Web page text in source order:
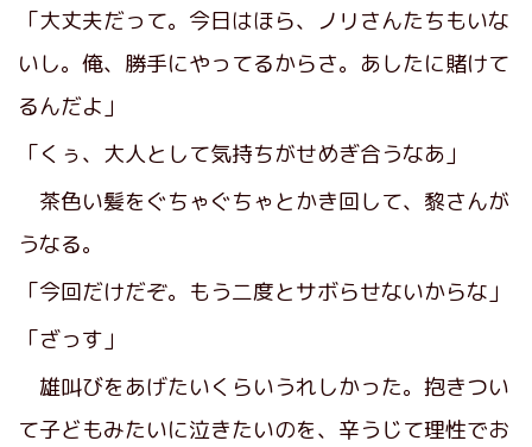
「大丈夫だって。今日はほら、ノリさんたちもいな
いし。俺、勝手にやってるからさ。あしたに賭けて
るんだよ」
「くぅ、大人として気持ちがせめぎ合うなあ」
茶色い髪をぐちゃぐちゃとかき回して、黎さんが
うなる。
「今回だけだぞ。もう二度とサボらせないからな」
「ざっす」
雄叫びをあげたいくらいうれしかった。抱きつい
て子どもみたいに泣きたいのを、辛うじて理性でお